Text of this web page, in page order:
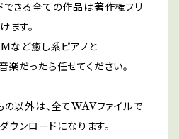
できる全ての作品は著作権フリ
ます。
など癒し系ピアノと
だったら任せてください。
以外は、全てWAVファイルで
ウンロードになります。